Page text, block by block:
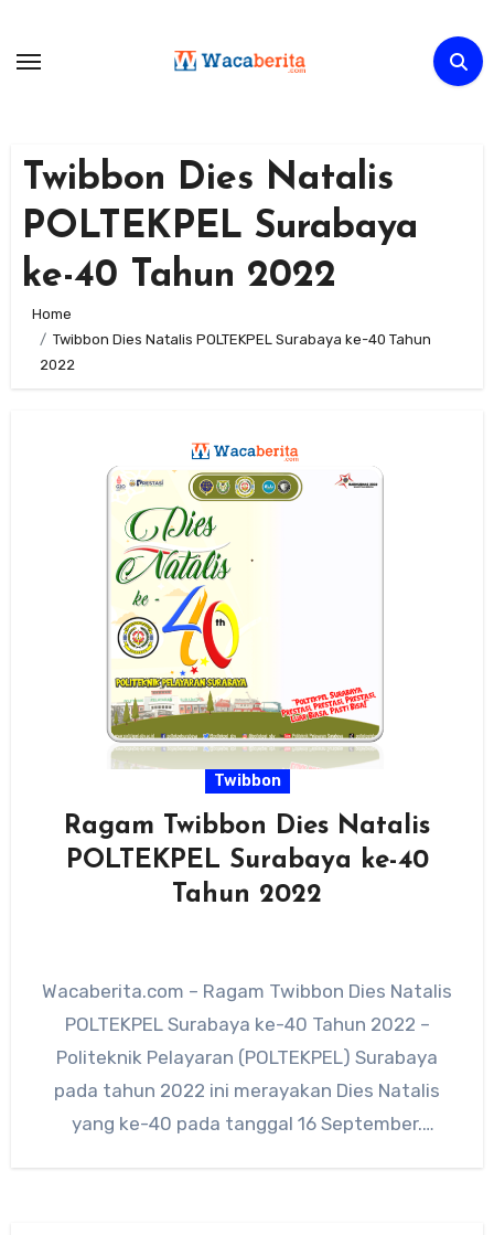
content
Twibbon Dies Natalis
POLTEKPEL Surabaya
ke-40 Tahun 2022
Home
Twibbon Dies Natalis POLTEKPEL Surabaya ke-40 Tahun
2022
Twibbon
Ragam Twibbon Dies Natalis
POLTEKPEL Surabaya ke-40
Tahun 2022
Wacaberita.com – Ragam Twibbon Dies Natalis
POLTEKPEL Surabaya ke-40 Tahun 2022 –
Politeknik Pelayaran (POLTEKPEL) Surabaya
pada tahun 2022 ini merayakan Dies Natalis
yang ke-40 pada tanggal 16 September.